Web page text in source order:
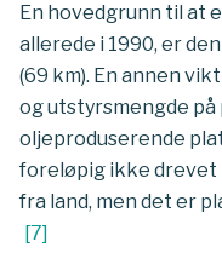
En hovedgrunn til at
allerede i 1990, er
(69 km). En annen
og utstyrsmengde
oljeproduserende
foreløpig ikke drevet
fra land, men det er
[7]